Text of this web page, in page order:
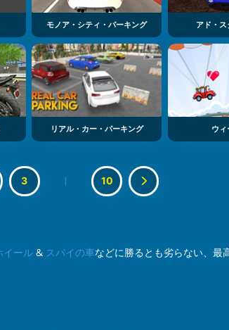
モノア・シティ・パーキング アド・
リアル・カー・パーキング ウィ
3 | 10
イール & スパイの車などに勝るとも劣らない、最